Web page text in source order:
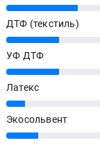
27%
ДТФ (текстиль)
20%
УФ ДТФ
20%
Латекс
7%
Экосольвент
12%